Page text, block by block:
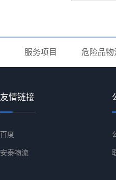
服务项目 危险品物
友情链接
百度
安泰物流